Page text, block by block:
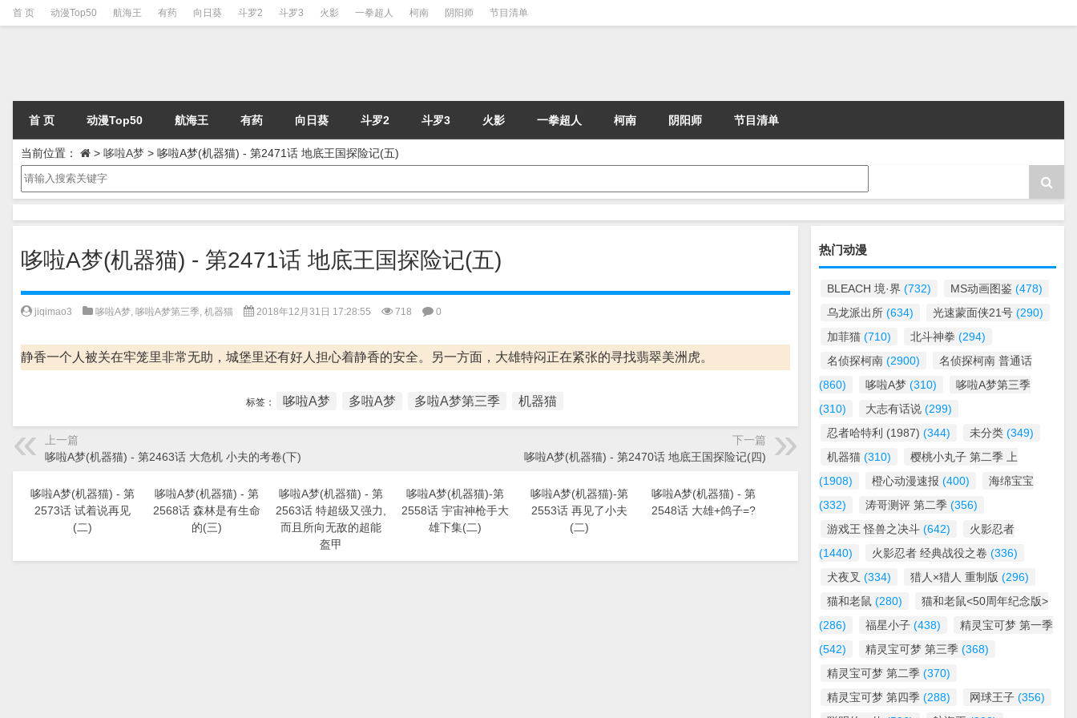
首 页 动漫Top50 航海王 有药 向日葵 斗罗2 斗罗3 火影 一拳超人 柯南 阴阳师 节目清单
首 页 动漫Top50 航海王 有药 向日葵 斗罗2 斗罗3 火影 一拳超人 柯南 阴阳师 节目清单
当前位置： > 哆啦A梦 > 哆啦A梦(机器猫) - 第2471话 地底王国探险记(五)
哆啦A梦(机器猫) - 第2471话 地底王国探险记(五)
jiqimao3 哆啦A梦, 哆啦A梦第三季, 机器猫 2018年12月31日 17:28:55 718 0
静香一个人被关在牢笼里非常无助，城堡里还有好人担心着静香的安全。另一方面，大雄特闷正在紧张的寻找翡翠美洲虎。
标签： 哆啦A梦 多啦A梦 多啦A梦第三季 机器猫
上一篇
哆啦A梦(机器猫) - 第2463话 大危机 小夫的考卷(下)
下一篇
哆啦A梦(机器猫) - 第2470话 地底王国探险记(四)
哆啦A梦(机器猫) - 第
2573话 试着说再见
(二)
哆啦A梦(机器猫) - 第
2568话 森林是有生命
的(三)
哆啦A梦(机器猫) - 第
2563话 特超级又强力,
而且所向无敌的超能
盔甲
哆啦A梦(机器猫)-第
2558话 宇宙神枪手大
雄下集(二)
哆啦A梦(机器猫)-第
2553话 再见了小夫
(二)
哆啦A梦(机器猫) - 第
2548话 大雄+鸽子=?
热门动漫
BLEACH 境·界 (732) MS动画图鉴 (478)
乌龙派出所 (634) 光速蒙面侠21号 (290)
加菲猫 (710) 北斗神拳 (294)
名侦探柯南 (2900)
名侦探柯南 普通话
(860)
哆啦A梦 (310)
哆啦A梦第三季
(310)
大志有话说 (299)
忍者哈特利 (1987) (344) 未分类 (349)
机器猫 (310)
樱桃小丸子 第二季 上
(1908)
橙心动漫速报 (400)
海绵宝宝
(332)
涛哥测评 第二季 (356)
游戏王 怪兽之决斗 (642)
火影忍者
(1440)
火影忍者 经典战役之卷 (336)
犬夜叉 (334) 猎人×猎人 重制版 (296)
猫和老鼠 (280)
猫和老鼠<50周年纪念版>
(286)
福星小子 (438)
精灵宝可梦 第一季
(542)
精灵宝可梦 第三季 (368)
精灵宝可梦 第二季 (370)
精灵宝可梦 第四季 (288) 网球王子 (356)